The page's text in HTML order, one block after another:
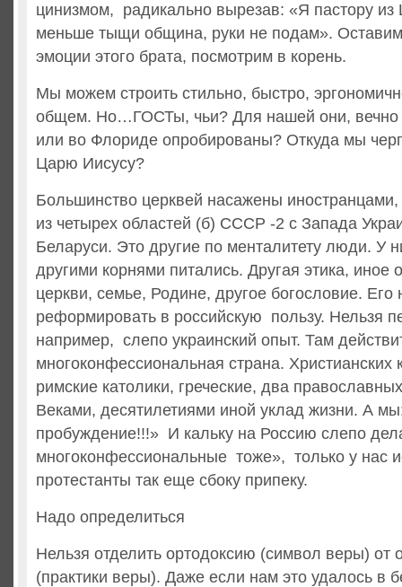
цинизмом, радикально вырезав: «Я пастору из
меньше тыщи община, руки не подам». Оставим
эмоции этого брата, посмотрим в корень.
Мы можем строить стильно, быстро,
общем. Но…ГОСТы, чьи? Для нашей они, вечно
или во Флориде опробированы? Откуда мы
Царю Иисусу?
Большинство церквей насажены
из четырех областей (б) СССР -2 с Запада
Беларуси. Это другие по менталитету люди. У
другими корнями питались. Другая этика, иное
церкви, семье, Родине, другое богословие. Его
реформировать в российскую пользу. Нельзя
например, слепо украинский опыт. Там
многоконфессиональная страна. Христианских
римские католики, греческие, два
Веками, десятилетиями иной уклад жизни. А
пробуждение!!!» И кальку на Россию слепо
многоконфессиональные тоже», только у нас
протестанты так еще сбоку припеку.
Надо определиться
Нельзя отделить ортодоксию (символ веры) от
(практики веры). Даже если нам это удалось в